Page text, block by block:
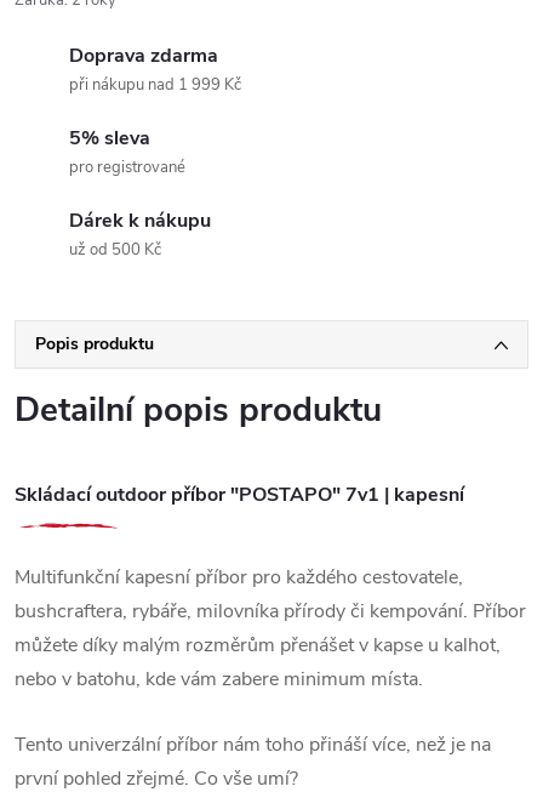
Doprava zdarma
při nákupu nad 1 999 Kč
5% sleva
pro registrované
Dárek k nákupu
už od 500 Kč
Popis produktu
Detailní popis produktu
Skládací outdoor příbor "POSTAPO" 7v1 | kapesní
Multifunkční kapesní příbor pro každého cestovatele,
bushcraftera, rybáře, milovníka přírody či kempování. Příbor
můžete díky malým rozměrům přenášet v kapse u kalhot,
nebo v batohu, kde vám zabere minimum místa.
Tento univerzální příbor nám toho přináší více, než je na
první pohled zřejmé. Co vše umí?